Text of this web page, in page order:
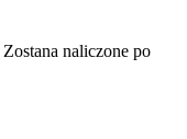
Zostana naliczone po